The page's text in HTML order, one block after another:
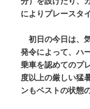
によりプレースタ
初日の今日は、
発令によって、ハ
乗車を認めてのプ
度以上の厳しい猛
ンもベストの状態